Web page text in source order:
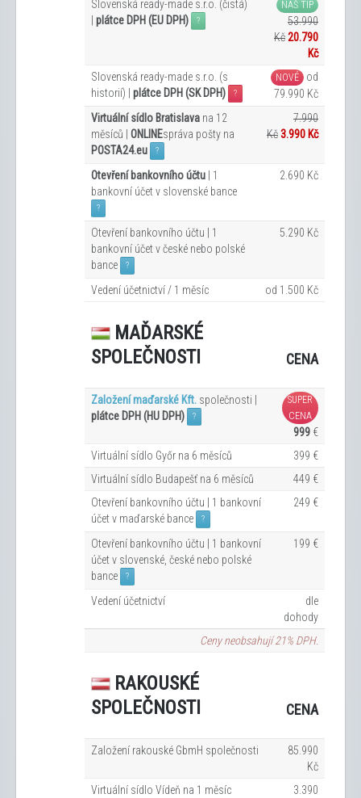
Slovenská ready-made s.r.o. (čistá)
plátce DPH (EU DPH) ?
NÁŠ TIP
53.990
Kč20.790
Kč
Slovenská ready-made s.r.o. (s
historií) | plátce DPH (SK DPH) ?
NOVÉ
od
79.990 Kč
Virtuální sídlo Bratislava na 12
měsíců | ONLINEspráva pošty na
POSTA24.eu
?
7.990
Kč3.990 Kč
Otevření bankovního účtu | 1
bankovní účet v slovenské bance
?
2.690 Kč
Otevření bankovního účtu | 1
bankovní účet v české nebo polské
bance
?
5.290 Kč
Vedení účetnictví / 1 měsíc od 1.500 Kč
MAĎARSKÉ
SPOLEČNOSTI
CENA
Založení maďarské Kft. společnosti |
plátce DPH (HU DPH)
?
SUPER
CENA
999 €
Virtuální sídlo Győr na 6 měsíců
399 €
Virtuální sídlo Budapešť na 6 měsíců
449 €
Otevření bankovního účtu | 1 bankovní
účet v maďarské bance
?
249 €
Otevření bankovního účtu | 1 bankovní
účet v slovenské, české nebo polské
bance
?
199 €
Vedení účetnictví
dle
dohody
Ceny neobsahují 21% DPH.
RAKOUSKÉ
SPOLEČNOSTI
CENA
Založení rakouské GbmH společnosti
85.990
Kč
Virtuální sídlo Vídeň na 1 měsíc
3.390